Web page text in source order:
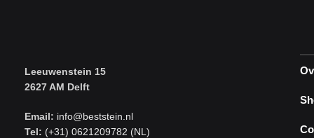
Leeuwenstein 15
2627 AM Delft
Email: info@beststein.nl
Tel: (+31) 0621209782 (NL)